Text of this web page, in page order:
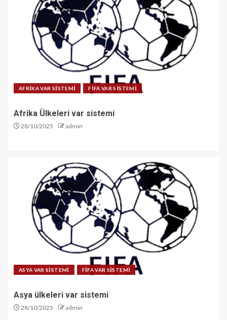
AFRİKA VAR SİSTEMİ FİFA VAR SİSTEMİ
Afrika Ülkeleri var sistemi
28/10/2025 admin
ASYA VAR SİSTEMİ FİFA VAR SİSTEMİ
Asya ülkeleri var sistemi
28/10/2025 admin